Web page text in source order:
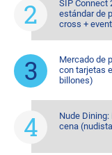
SIP Connect
estándar de
cross +
Mercado de
con tarjetas
billones)
Nude
cena